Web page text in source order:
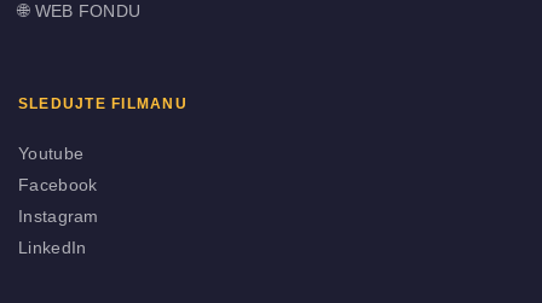
🌐 WEB FONDU
SLEDUJTE FILMANU
Youtube
Facebook
Instagram
LinkedIn